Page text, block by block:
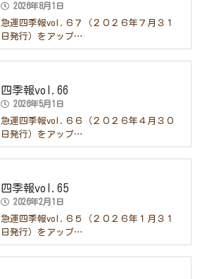
2026年8月1日
急運四季報vol.６７（２０２６年７月３１
日発行）をアップ…
四季報vol.66
2026年5月1日
急運四季報vol.６６（２０２６年４月３０
日発行）をアップ…
四季報vol.65
2026年2月1日
急運四季報vol.６５（２０２６年１月３１
日発行）をアップ…